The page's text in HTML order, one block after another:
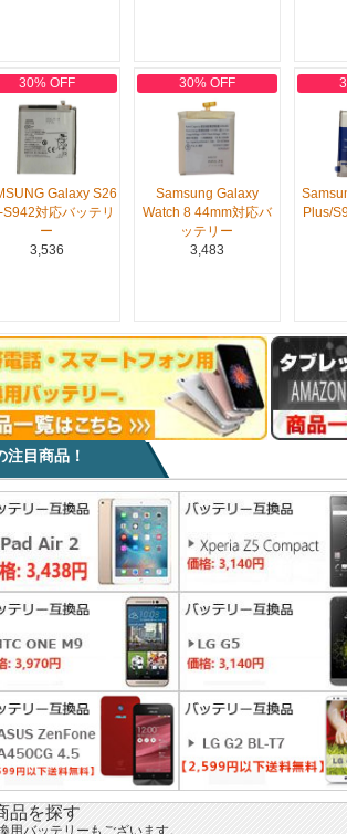
30% OFF
Galaxy S26
S942対応バッテリ
ー
3,536
30% OFF
Samsung Galaxy
Watch 8 44mm対応バ
ッテリー
3,483
Plus/
注目商品！
品を探す